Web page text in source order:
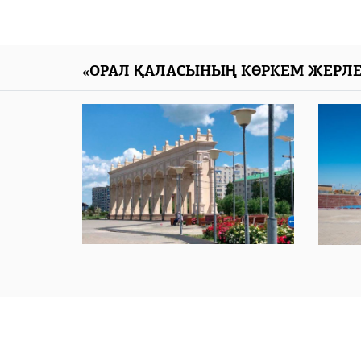
«ОРАЛ ҚАЛАСЫНЫҢ КӨРКЕМ